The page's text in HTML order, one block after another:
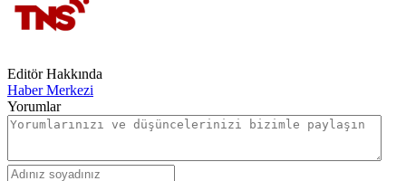
Editör Hakkında
Haber Merkezi
Yorumlar